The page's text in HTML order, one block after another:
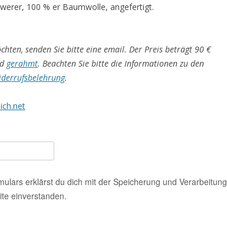
100 % er Baumwolle, angefertigt.
senden Sie bitte eine email. Der Preis beträgt 90 €
gerahmt. Beachten Sie bitte die Informationen zu den
.
erklärst du dich mit der Speicherung und Verarbeitung
einverstanden.